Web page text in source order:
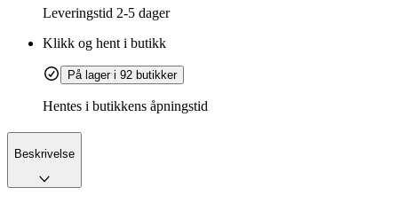
Leveringstid 2-5 dager
Klikk og hent i butikk
På lager i 92 butikker
Hentes i butikkens åpningstid
Beskrivelse